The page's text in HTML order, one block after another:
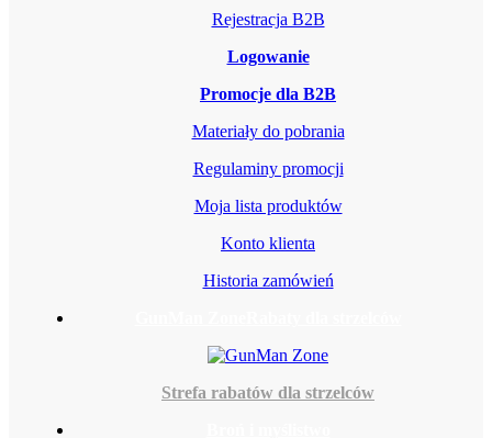
Rejestracja B2B
Logowanie
Promocje dla B2B
Materiały do pobrania
Regulaminy promocji
Moja lista produktów
Konto klienta
Historia zamówień
Strefa rabatów dla strzelców